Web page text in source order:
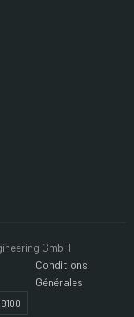
GmbH
Conditions
Générales